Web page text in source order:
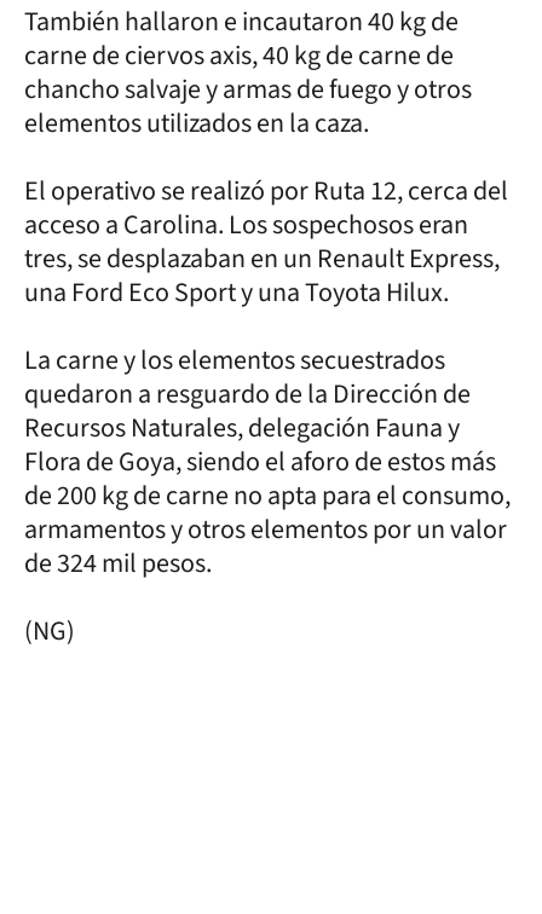
También hallaron e incautaron 40 kg de
carne de ciervos axis, 40 kg de carne de
chancho salvaje y armas de fuego y otros
elementos utilizados en la caza.
El operativo se realizó por Ruta 12, cerca del
acceso a Carolina. Los sospechosos eran
tres, se desplazaban en un Renault Express,
una Ford Eco Sport y una Toyota Hilux.
La carne y los elementos secuestrados
quedaron a resguardo de la Dirección de
Recursos Naturales, delegación Fauna y
Flora de Goya, siendo el aforo de estos más
de 200 kg de carne no apta para el consumo,
armamentos y otros elementos por un valor
de 324 mil pesos.
(NG)